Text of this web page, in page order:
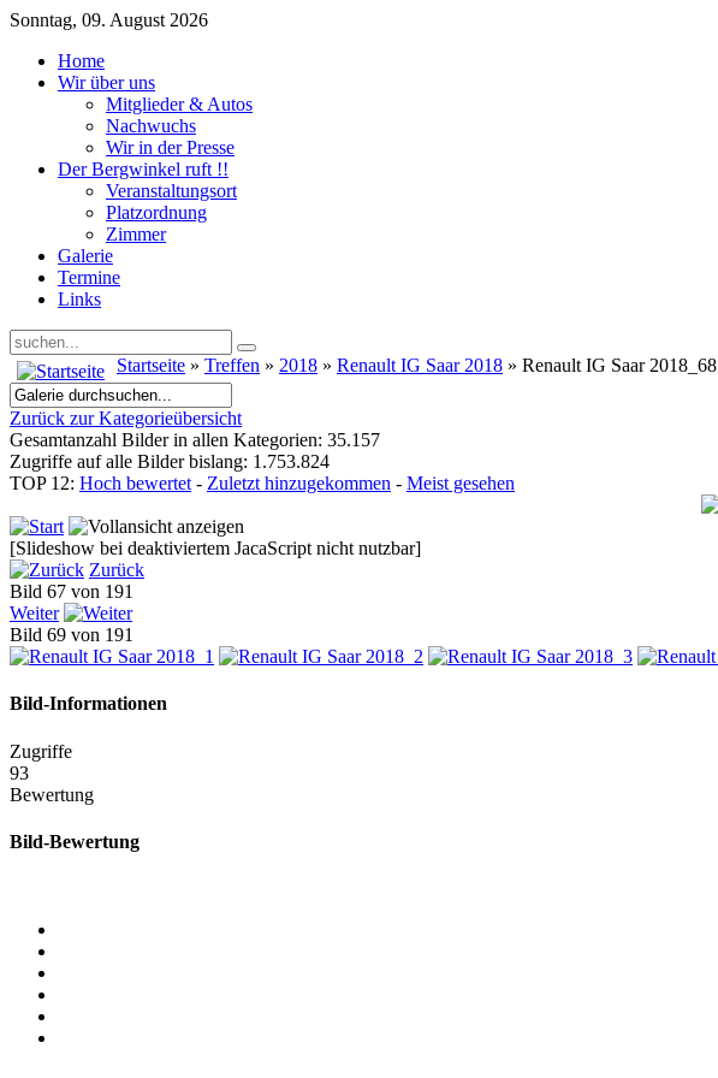
Sonntag, 09. August 2026
Home
Wir über uns
Mitglieder & Autos
Nachwuchs
Wir in der Presse
Der Bergwinkel ruft !!
Veranstaltungsort
Platzordnung
Zimmer
Galerie
Termine
Links
Startseite » Treffen » 2018 » Renault IG Saar 2018 » Renault IG Saar 2018_68
Zurück zur Kategorieübersicht
Gesamtanzahl Bilder in allen Kategorien: 35.157
Zugriffe auf alle Bilder bislang: 1.753.824
TOP 12: Hoch bewertet - Zuletzt hinzugekommen - Meist gesehen
[Slideshow bei deaktiviertem JacaScript nicht nutzbar]
Zurück
Bild 67 von 191
Weiter
Bild 69 von 191
Bild-Informationen
Zugriffe
93
Bewertung
Bild-Bewertung